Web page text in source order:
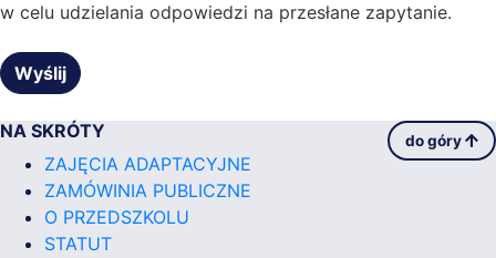
w celu udzielania odpowiedzi na przesłane zapytanie.
NA SKRÓTY do góry
ZAJĘCIA ADAPTACYJNE
ZAMÓWINIA PUBLICZNE
O PRZEDSZKOLU
STATUT